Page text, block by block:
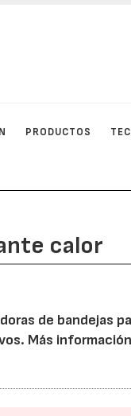
PRODUCTOS
calor
de bandejas
Más